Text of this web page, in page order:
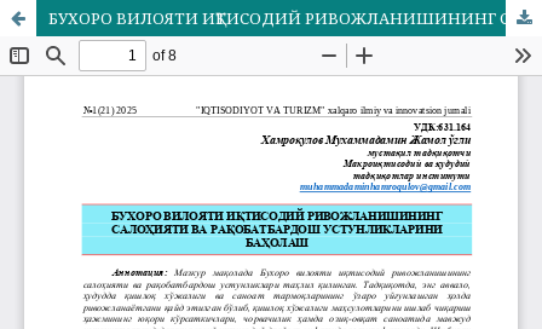
БУХОРО ВИЛОЯТИ ИҚТИСОДИЙ РИВОЖЛАНИШИНИНГ САЛОҲИЯТИ ВА РАҚОБАТБАРДОШ УСТУНЛИКЛАРИНИ БАҲОЛАШ